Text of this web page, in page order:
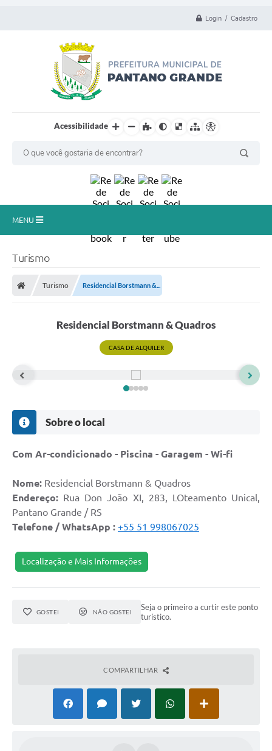
Login / Cadastro
Acessibilidade
MENU
Publicações / Transparência
Expocal, Festa do Cavalo e o Relincho da Canção Nativa
Contato
Galeria de Fotos
Contratos
Audiências Públicas
Arquivos para Download
Turismo
Turismo Residencial Borstmann &...
Residencial Borstmann & Quadros
CASA DE ALQUILER
Sobre o local
Com Ar-condicionado - Piscina - Garagem - Wi-fi
Nome: Residencial Borstmann & Quadros
Endereço: Rua Don João XI, 283, LOteamento Unical,
Pantano Grande / RS
Telefone / WhatsApp : +55 51 998067025
Localização e Mais Informações
GOSTEI NÃO GOSTEI
Seja o primeiro a curtir este ponto
turístico.
COMPARTILHAR